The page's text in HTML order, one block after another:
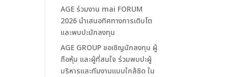
AGE ร่วมงาน mai FORUM
2026 นำเสนอทิศทางการเติบโต
และพบปะนักลงทุน
AGE GROUP ขอเชิญนักลงทุน ผู้
ถือหุ้น และผู้ที่สนใจ ร่วมพบปะผู้
บริหารและทีมงานแบบใกล้ชิด ใน